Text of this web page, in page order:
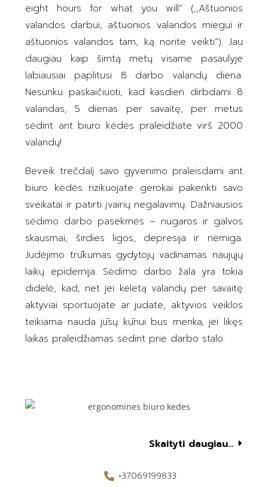
eight hours for what you will“ (,,Aštuonios
valandos darbui, aštuonios valandos miegui ir
aštuonios valandos tam, ką norite veikti“). Jau
daugiau kaip šimtą metų visame pasaulyje
labiausiai paplitusi 8 darbo valandų diena.
Nesunku paskaičiuoti, kad kasdien dirbdami 8
valandas, 5 dienas per savaitę, per metus
sėdint ant biuro kėdės praleidžiate virš 2000
valandų!
Beveik trečdalį savo gyvenimo praleisdami ant
biuro kėdės rizikuojate gerokai pakenkti savo
sveikatai ir patirti įvairių negalavimų. Dažniausios
sėdimo darbo pasekmės – nugaros ir galvos
skausmai, širdies ligos, depresija ir nemiga.
Judėjimo trūkumas gydytojų vadinamas naujųjų
laikų epidemija. Sėdimo darbo žala yra tokia
didelė, kad, net jei keletą valandų per savaitę
aktyviai sportuojate ar judate, aktyvios veiklos
teikiama nauda jūsų kūnui bus menka, jei likęs
laikas praleidžiamas sėdint prie darbo stalo.
Skaityti daugiau...
+37069199833